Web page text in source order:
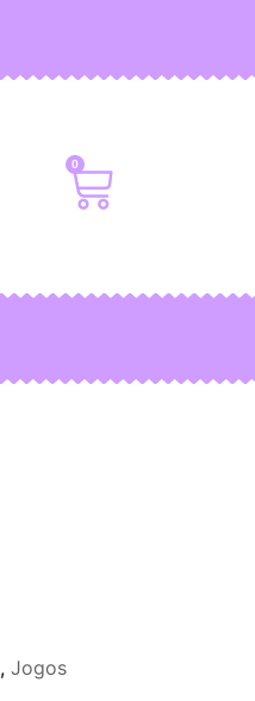
0
, Jogos